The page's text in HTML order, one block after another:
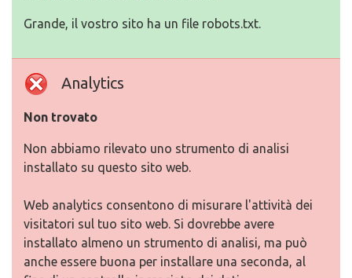
Grande, il vostro sito ha un file robots.txt.
Analytics
Non trovato
Non abbiamo rilevato uno strumento di analisi
installato su questo sito web.
Web analytics consentono di misurare l'attività dei
visitatori sul tuo sito web. Si dovrebbe avere
installato almeno un strumento di analisi, ma può
anche essere buona per installare una seconda, al